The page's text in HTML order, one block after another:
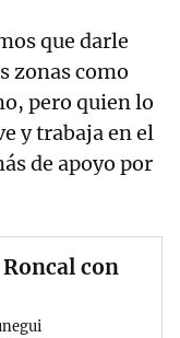
que darle
zonas como
pero quien lo
y trabaja en el
de apoyo por
con